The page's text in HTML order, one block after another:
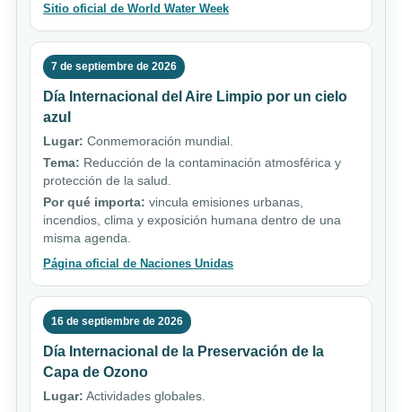
Sitio oficial de World Water Week
7 de septiembre de 2026
Día Internacional del Aire Limpio por un cielo
azul
Lugar: Conmemoración mundial.
Tema: Reducción de la contaminación atmosférica y
protección de la salud.
Por qué importa: vincula emisiones urbanas,
incendios, clima y exposición humana dentro de una
misma agenda.
Página oficial de Naciones Unidas
16 de septiembre de 2026
Día Internacional de la Preservación de la
Capa de Ozono
Lugar: Actividades globales.